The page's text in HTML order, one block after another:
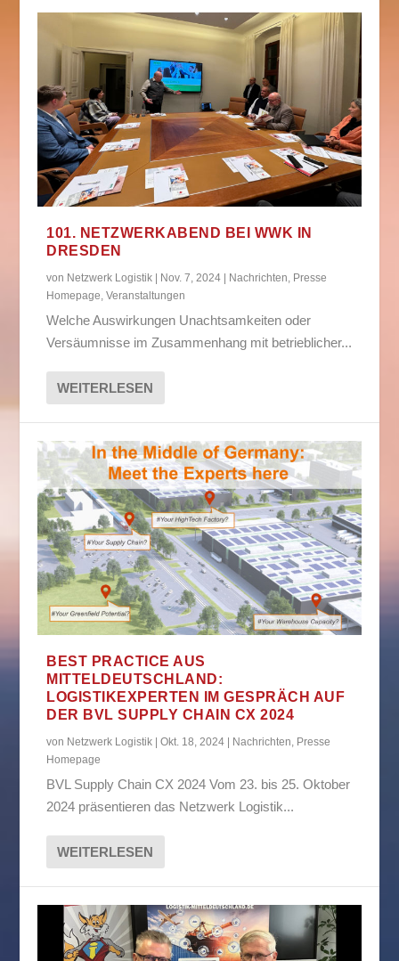
101. NETZWERKABEND BEI WWK IN
DRESDEN
von Netzwerk Logistik | Nov. 7, 2024 | Nachrichten Presse
Homepage ,Veranstaltungen
Welche Auswirkungen Unachtsamkeiten oder
Versäumnisse im Zusammenhang mit betrieblicher...
WEITERLESEN
BEST PRACTICE AUS
MITTELDEUTSCHLAND:
LOGISTIKEXPERTEN IM GESPRÄCH AUF
DER BVL SUPPLY CHAIN CX 2024
von Netzwerk Logistik |Okt. 18, 2024 | Nachrichten Presse
Homepage
BVL Supply Chain CX 2024 Vom 23. bis 25. Oktober
2024 präsentieren das Netzwerk Logistik...
WEITERLESEN